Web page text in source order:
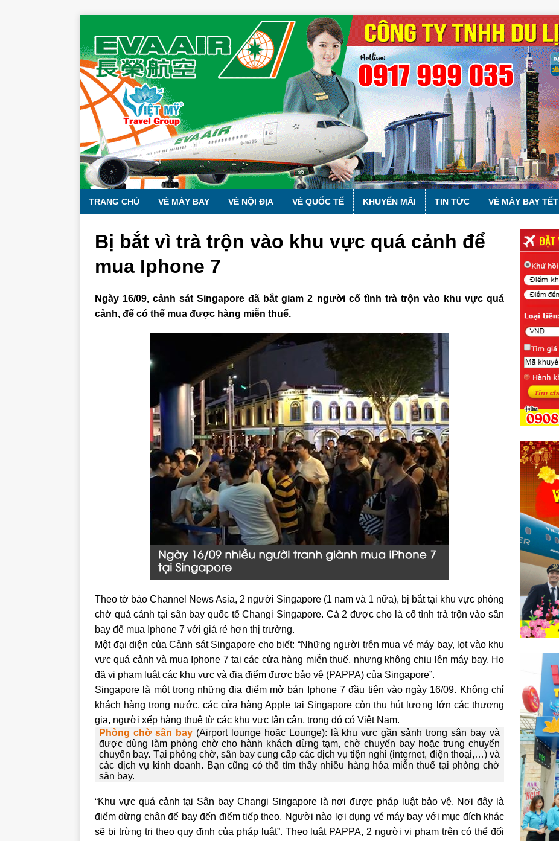
TRANG CHỦ VÉ MÁY BAY VÉ NỘI ĐỊA VÉ QUỐC TẾ KHUYẾN MÃI TIN TỨC VÉ MÁY BAY TẾT
Bị bắt vì trà trộn vào khu vực quá cảnh để
mua Iphone 7
Ngày 16/09, cảnh sát Singapore đã bắt giam 2 người cố tình trà trộn vào khu vực quá
cảnh, để có thể mua được hàng miễn thuế.
Theo tờ báo Channel News Asia, 2 người Singapore (1 nam và 1 nữa), bị bắt tại khu vực phòng
chờ quá cảnh tại sân bay quốc tế Changi Singapore. Cả 2 được cho là cố tình trà trộn vào sân
bay để mua Iphone 7 với giá rẻ hơn thị trường.
Một đại diện của Cảnh sát Singapore cho biết: “Những người trên mua vé máy bay, lọt vào khu
vực quá cảnh và mua Iphone 7 tại các cửa hàng miễn thuế, nhưng không chịu lên máy bay. Họ
đã vi phạm luật các khu vực và địa điểm được bảo vệ (PAPPA) của Singapore”.
Singapore là một trong những địa điểm mở bán Iphone 7 đầu tiên vào ngày 16/09. Không chỉ
khách hàng trong nước, các cửa hàng Apple tại Singapore còn thu hút lượng lớn các thương
gia, người xếp hàng thuê từ các khu vực lân cận, trong đó có Việt Nam.
Phòng chờ sân bay (Airport lounge hoặc Lounge): là khu vực gần sảnh trong sân bay và
được dùng làm phòng chờ cho hành khách dừng tạm, chờ chuyến bay hoặc trung chuyển
chuyến bay. Tại phòng chờ, sân bay cung cấp các dịch vụ tiện nghi (internet, điện thoại,…) và
các dịch vụ kinh doanh. Bạn cũng có thể tìm thấy nhiều hàng hóa miễn thuế tại phòng chờ
sân bay.
“Khu vực quá cảnh tại Sân bay Changi Singapore là nơi được pháp luật bảo vệ. Nơi đây là
điểm dừng chân để bay đến điểm tiếp theo. Người nào lợi dụng vé máy bay với mục đích khác
sẽ bị trừng trị theo quy định của pháp luật”. Theo luật PAPPA, 2 người vi phạm trên có thể đối